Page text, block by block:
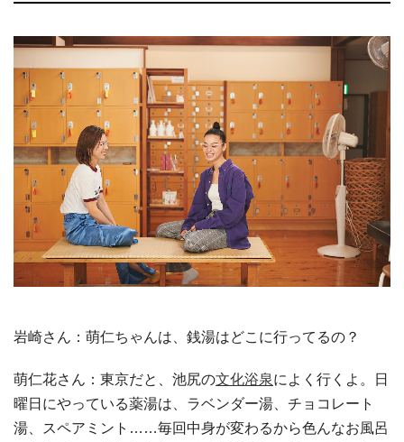
岩崎さん：萌仁ちゃんは、銭湯はどこに行ってるの？
萌仁花さん：東京だと、池尻の文化浴泉によく行くよ。日
曜日にやっている薬湯は、ラベンダー湯、チョコレート
湯、スペアミント……毎回中身が変わるから色んなお風呂